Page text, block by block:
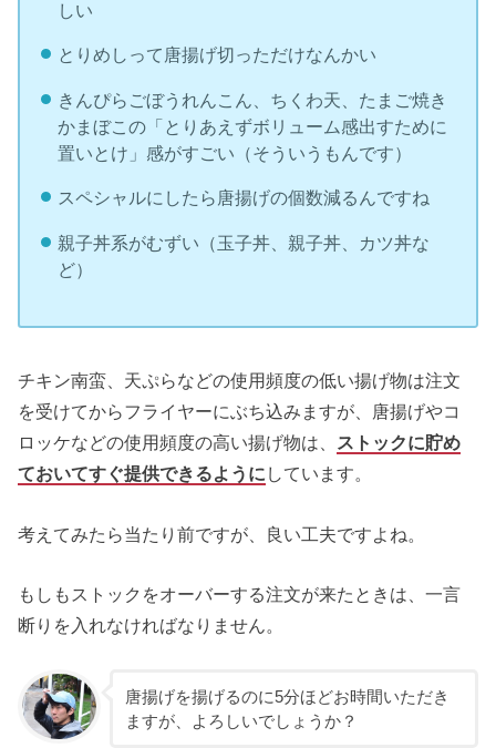
しい
とりめしって唐揚げ切っただけなんかい
きんぴらごぼうれんこん、ちくわ天、たまご焼き
かまぼこの「とりあえずボリューム感出すために
置いとけ」感がすごい（そういうもんです）
スペシャルにしたら唐揚げの個数減るんですね
親子丼系がむずい（玉子丼、親子丼、カツ丼な
ど）
チキン南蛮、天ぷらなどの使用頻度の低い揚げ物は注文
を受けてからフライヤーにぶち込みますが、唐揚げやコ
ロッケなどの使用頻度の高い揚げ物は、 ストックに貯め
ておいてすぐ提供できるように しています。
考えてみたら当たり前ですが、良い工夫ですよね。
もしもストックをオーバーする注文が来たときは、一言
断りを入れなければなりません。
唐揚げを揚げるのに5分ほどお時間いただき
ますが、よろしいでしょうか？